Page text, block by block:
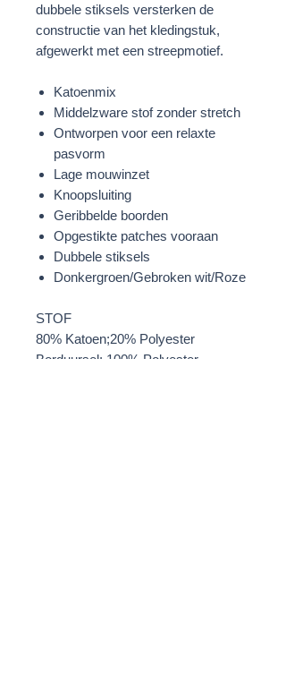
dubbele stiksels versterken de
constructie van het kledingstuk,
afgewerkt met een streepmotief.
Katoenmix
Middelzware stof zonder stretch
Ontworpen voor een relaxte
pasvorm
Lage mouwinzet
Knoopsluiting
Geribbelde boorden
Opgestikte patches vooraan
Dubbele stiksels
Donkergroen/Gebroken wit/Roze
STOF
80% Katoen;20% Polyester
Borduursel: 100% Polyester